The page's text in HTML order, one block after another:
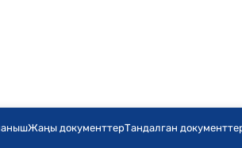
Жаңы документтерТандалган